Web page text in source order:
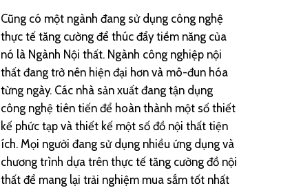
Cũng có một ngành đang sử dụng công nghệ
thực tế tăng cường để thúc đẩy tiềm năng của
nó là Ngành Nội thất. Ngành công nghiệp nội
thất đang trở nên hiện đại hơn và mô-đun hóa
từng ngày. Các nhà sản xuất đang tận dụng
công nghệ tiên tiến để hoàn thành một số thiết
kế phức tạp và thiết kế một số đồ nội thất tiện
ích. Mọi người đang sử dụng nhiều ứng dụng và
chương trình dựa trên thực tế tăng cường đồ nội
thất để mang lại trải nghiệm mua sắm tốt nhất